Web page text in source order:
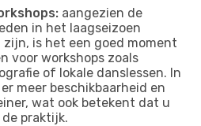
aangezien de
in het laagseizoen
is het een goed moment
voor workshops zoals
of lokale danslessen. In
meer beschikbaarheid en
wat ook betekent dat u
praktijk.